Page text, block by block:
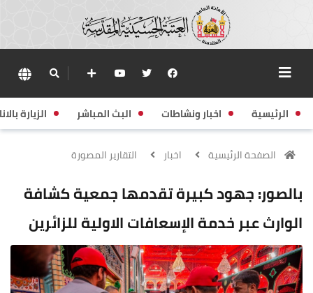
الرئيسية اخبار ونشاطات البث المباشر الزيارة
الصفحة الرئيسية اخبار التقارير المصورة
بالصور: جهود كبيرة تقدمها جمعية كشافة
الوارث عبر خدمة الإسعافات الاولية للزائرين